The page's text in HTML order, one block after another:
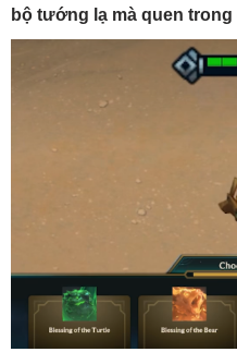
bộ tướng lạ mà quen trong